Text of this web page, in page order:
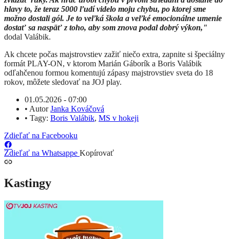
hlavy to, že teraz 5000 ľudí videlo moju chybu, po ktorej sme
možno dostali gól. Je to veľká škola a veľké emocionálne umenie
dostať sa naspäť z toho, aby som znova podal dobrý výkon,"
dodal Valábik.
Ak chcete počas majstrovstiev zažiť niečo extra, zapnite si špeciálny
formát PLAY-ON, v ktorom Marián Gáborík a Boris Valábik
odľahčenou formou komentujú zápasy majstrovstiev sveta do 18
rokov, môžete sledovať na JOJ play.
01.05.2026 - 07:00
• AutorJanka Kováčová
• Tagy: Boris Valábik, MS v hokeji
Zdieľať na Facebooku
Zdieľať na Whatsappe Kopírovať
Kastingy